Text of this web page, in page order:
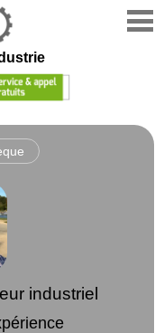
industriel